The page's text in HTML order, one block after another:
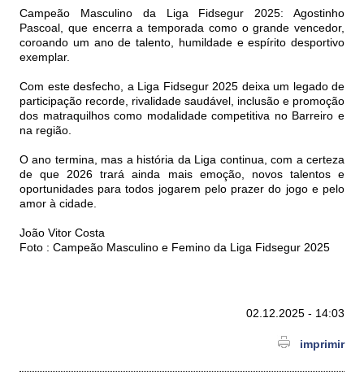
Campeão Masculino da Liga Fidsegur 2025: Agostinho
Pascoal, que encerra a temporada como o grande vencedor,
coroando um ano de talento, humildade e espírito desportivo
exemplar.
Com este desfecho, a Liga Fidsegur 2025 deixa um legado de
participação recorde, rivalidade saudável, inclusão e promoção
dos matraquilhos como modalidade competitiva no Barreiro e
na região.
O ano termina, mas a história da Liga continua, com a certeza
de que 2026 trará ainda mais emoção, novos talentos e
oportunidades para todos jogarem pelo prazer do jogo e pelo
amor à cidade.
João Vitor Costa
Foto : Campeão Masculino e Femino da Liga Fidsegur 2025
02.12.2025 - 14:03
imprimir